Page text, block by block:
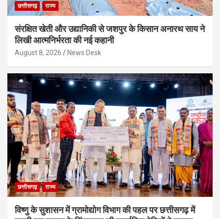
छत्तीसगढ़ राज्य
संरक्षित खेती और उद्यानिकी से जशपुर के किसान अनारथ साय ने
लिखी आत्मनिर्भरता की नई कहानी
August 8, 2026 News Desk
छत्तीसगढ़ राज्य
विष्णु के सुशासन में ग्रामोद्योग विभाग की पहल पर छत्तीसगढ़ में